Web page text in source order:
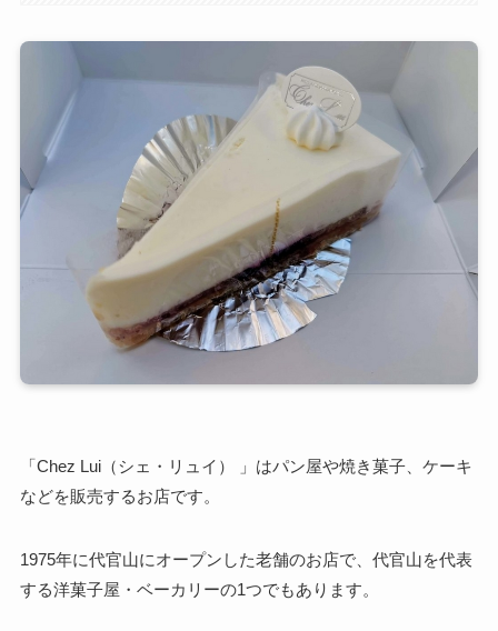
「Chez Lui（シェ・リュイ） 」はパン屋や焼き菓子、ケーキ
などを販売するお店です。
1975年に代官山にオープンした老舗のお店で、代官山を代表
する洋菓子屋・ベーカリーの1つでもあります。